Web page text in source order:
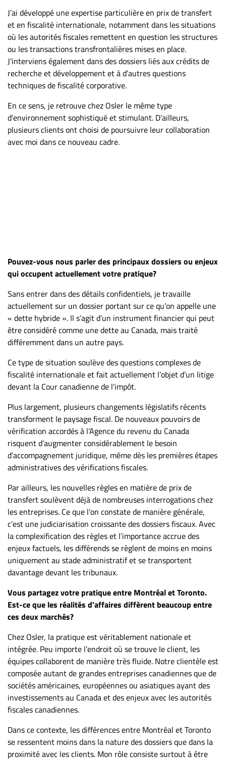
J’ai développé une expertise particulière en prix de transfert
et en fiscalité internationale, notamment dans les situations
où les autorités fiscales remettent en question les structures
ou les transactions transfrontalières mises en place.
J’interviens également dans des dossiers liés aux crédits de
recherche et développement et à d’autres questions
techniques de fiscalité corporative.
En ce sens, je retrouve chez Osler le même type
d’environnement sophistiqué et stimulant. D’ailleurs,
plusieurs clients ont choisi de poursuivre leur collaboration
avec moi dans ce nouveau cadre.
Pouvez-vous nous parler des principaux dossiers ou enjeux
qui occupent actuellement votre pratique?
Sans entrer dans des détails confidentiels, je travaille
actuellement sur un dossier portant sur ce qu’on appelle une
« dette hybride ». Il s’agit d’un instrument financier qui peut
être considéré comme une dette au Canada, mais traité
différemment dans un autre pays.
Ce type de situation soulève des questions complexes de
fiscalité internationale et fait actuellement l’objet d’un litige
devant la Cour canadienne de l’impôt.
Plus largement, plusieurs changements législatifs récents
transforment le paysage fiscal. De nouveaux pouvoirs de
vérification accordés à l’Agence du revenu du Canada
risquent d’augmenter considérablement le besoin
d’accompagnement juridique, même dès les premières étapes
administratives des vérifications fiscales.
Par ailleurs, les nouvelles règles en matière de prix de
transfert soulèvent déjà de nombreuses interrogations chez
les entreprises. Ce que l’on constate de manière générale,
c’est une judiciarisation croissante des dossiers fiscaux. Avec
la complexification des règles et l’importance accrue des
enjeux factuels, les différends se règlent de moins en moins
uniquement au stade administratif et se transportent
davantage devant les tribunaux.
Vous partagez votre pratique entre Montréal et Toronto.
Est-ce que les réalités d’affaires diffèrent beaucoup entre
ces deux marchés?
Chez Osler, la pratique est véritablement nationale et
intégrée. Peu importe l’endroit où se trouve le client, les
équipes collaborent de manière très fluide. Notre clientèle est
composée autant de grandes entreprises canadiennes que de
sociétés américaines, européennes ou asiatiques ayant des
investissements au Canada et des enjeux avec les autorités
fiscales canadiennes.
Dans ce contexte, les différences entre Montréal et Toronto
se ressentent moins dans la nature des dossiers que dans la
proximité avec les clients. Mon rôle consiste surtout à être